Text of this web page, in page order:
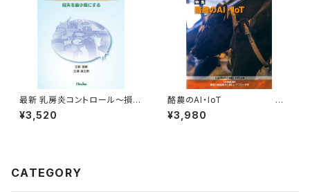
最新 乳房炎コントロール～損失
を最小限にする～
¥3,520
酪農のAI・IoT
Dairy PROFESSION
¥3,980
CATEGORY